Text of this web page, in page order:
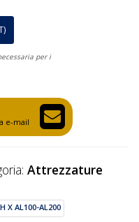
per i
e-mail
Attrezzature